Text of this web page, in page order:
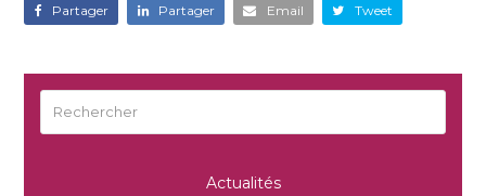
Partager Partager Email Tweet
Actualités